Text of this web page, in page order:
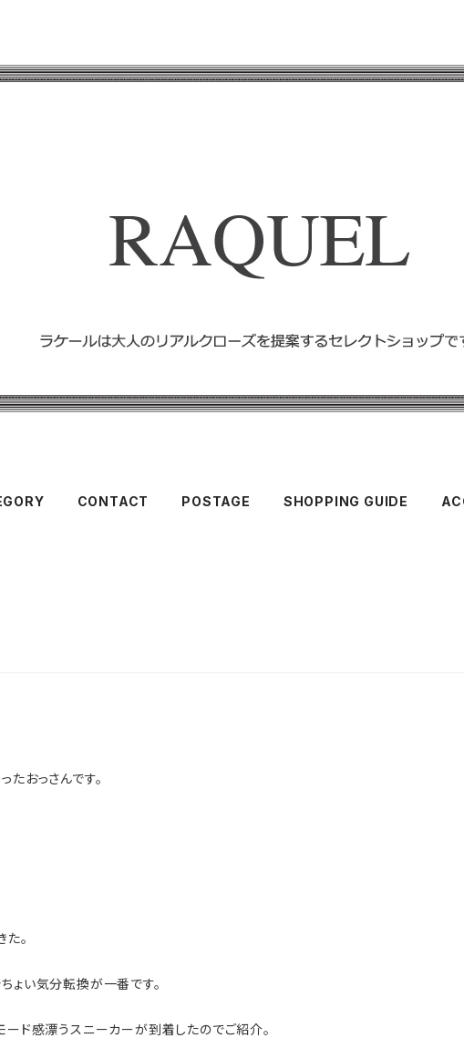
CONTACT POSTAGE SHOPPING GUIDE
たおっさんです。
。
ょい気分転換が一番です。
ード感漂うスニーカーが到着したのでご紹介。